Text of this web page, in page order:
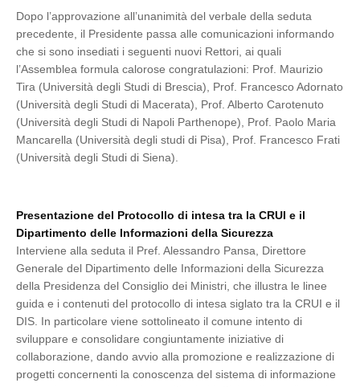
Dopo l’approvazione all’unanimità del verbale della seduta
precedente, il Presidente passa alle comunicazioni informando
che si sono insediati i seguenti nuovi Rettori, ai quali
l’Assemblea formula calorose congratulazioni: Prof. Maurizio
Tira (Università degli Studi di Brescia), Prof. Francesco Adornato
(Università degli Studi di Macerata), Prof. Alberto Carotenuto
(Università degli Studi di Napoli Parthenope), Prof. Paolo Maria
Mancarella (Università degli studi di Pisa), Prof. Francesco Frati
(Università degli Studi di Siena).
Presentazione del Protocollo di intesa tra la CRUI e il
Dipartimento delle Informazioni della Sicurezza
Interviene alla seduta il Pref. Alessandro Pansa, Direttore
Generale del Dipartimento delle Informazioni della Sicurezza
della Presidenza del Consiglio dei Ministri, che illustra le linee
guida e i contenuti del protocollo di intesa siglato tra la CRUI e il
DIS. In particolare viene sottolineato il comune intento di
sviluppare e consolidare congiuntamente iniziative di
collaborazione, dando avvio alla promozione e realizzazione di
progetti concernenti la conoscenza del sistema di informazione